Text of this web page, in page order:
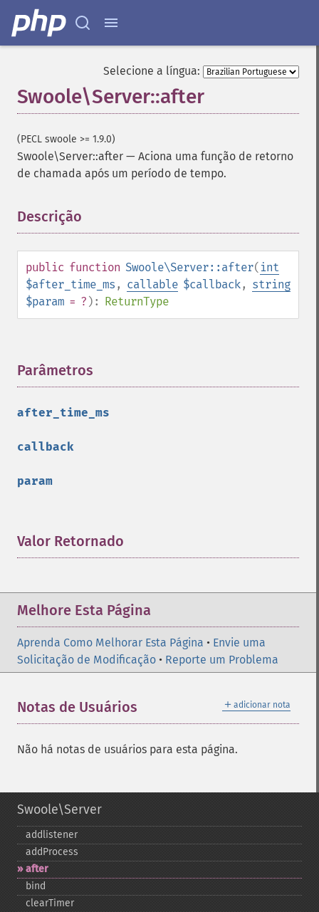
Selecione a língua:
Swoole\Server::after
(PECL swoole >= 1.9.0)
Swoole\Server::after — Aciona uma função de retorno
de chamada após um período de tempo.
Descrição
public function Swoole\Server::after( int
$after_time_ms , callable $callback, string
$param = ? ): ReturnType
Parâmetros
after_time_ms
callback
param
Valor Retornado
Melhore Esta Página
Aprenda Como Melhorar Esta Página • Envie uma
Solicitação de Modificação • Reporte um Problema
＋ adicionar nota
Notas de Usuários
Não há notas de usuários para esta página.
Swoole\Server
addlistener
addProcess
after
bind
clearTimer